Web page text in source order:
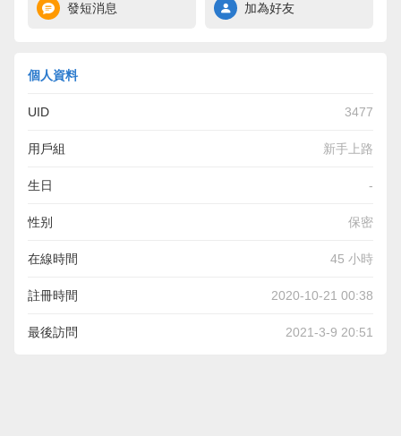
發短消息 加為好友
個人資料
UID 3477
用戶組 新手上路
生日 -
性别 保密
在線時間 45 小時
註冊時間 2020-10-21 00:38
最後訪問 2021-3-9 20:51